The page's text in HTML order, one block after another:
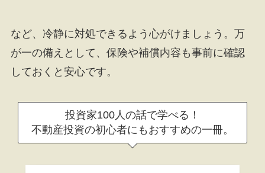
など、冷静に対処できるよう心がけましょう。万
が一の備えとして、保険や補償内容も事前に確認
しておくと安心です。
投資家100人の話で学べる！
不動産投資の初心者にもおすすめの一冊。